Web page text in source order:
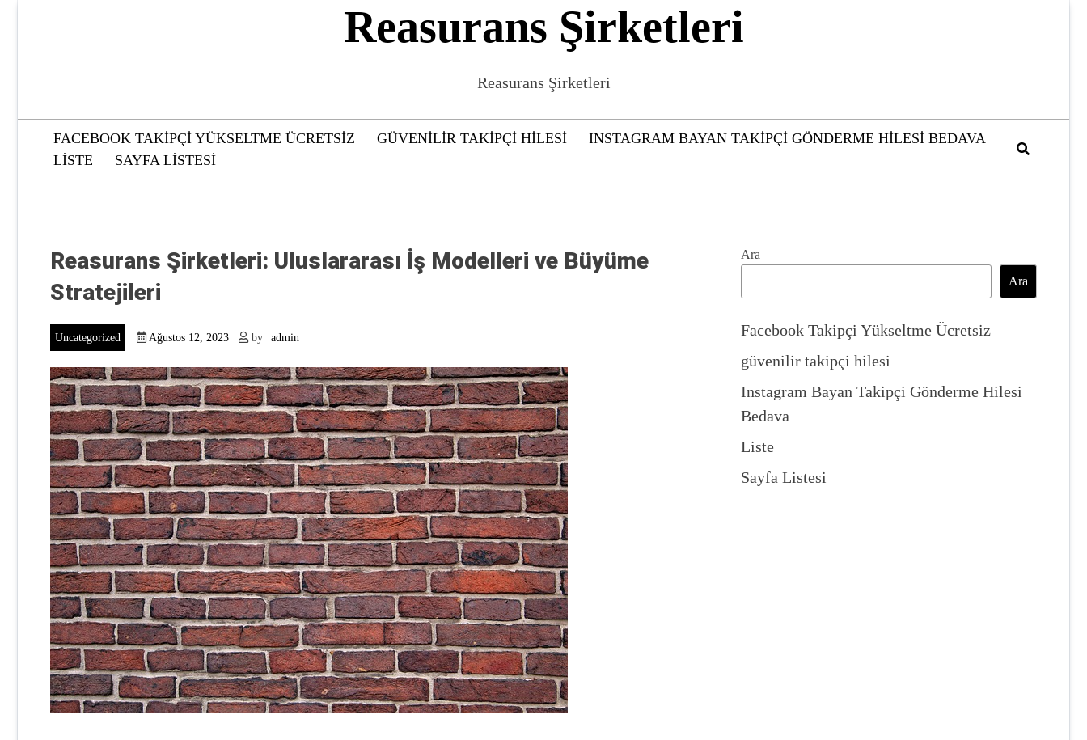
Reasurans Şirketleri
Reasurans Şirketleri
FACEBOOK TAKIPÇI YÜKSELTME ÜCRETSIZ GÜVENILIR TAKIPÇI HILESI
INSTAGRAM BAYAN TAKIPÇI GÖNDERME HILESI BEDAVA
LISTE
SAYFA LISTESI
Reasurans Şirketleri: Uluslararası İş Modelleri ve Büyüme
Stratejileri
Uncategorized Ağustos 12, 2023 by admin
Ara
Ara
Facebook Takipçi Yükseltme Ücretsiz
güvenilir takipçi hilesi
Instagram Bayan Takipçi Gönderme Hilesi
Bedava
Liste
Sayfa Listesi